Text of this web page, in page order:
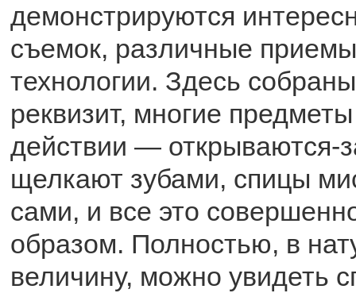
демонстрируются
съемок, различные
технологии. Здесь
реквизит, многие
действии — открываются-
щелкают зубами, спицы
сами, и все это
образом. Полностью, в
величину, можно увидеть